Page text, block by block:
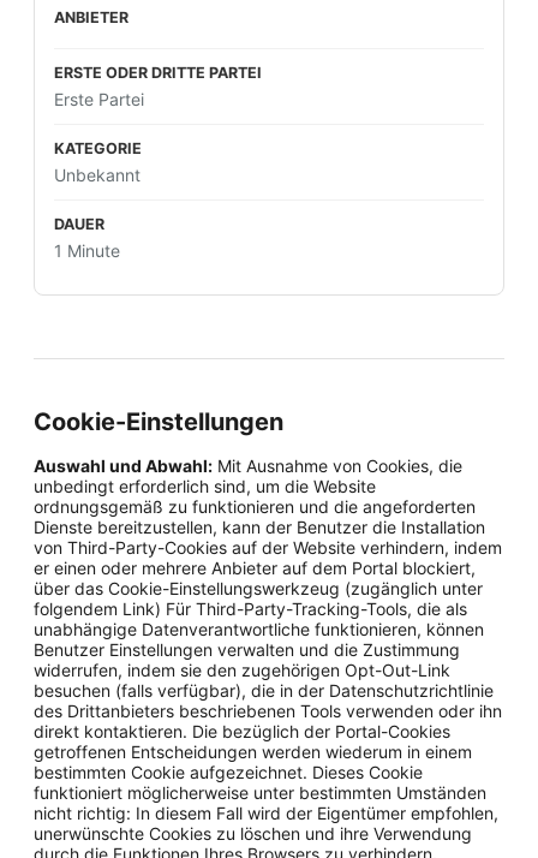
Erste Partei
Unbekannt
1 Minute
Cookie-Einstellungen
Auswahl und Abwahl: Mit Ausnahme von Cookies, die
unbedingt erforderlich sind, um die Website
ordnungsgemäß zu funktionieren und die angeforderten
Dienste bereitzustellen, kann der Benutzer die Installation
von Third-Party-Cookies auf der Website verhindern, indem
er einen oder mehrere Anbieter auf dem Portal blockiert,
über das Cookie-Einstellungswerkzeug (zugänglich unter
folgendem Link) Für Third-Party-Tracking-Tools, die als
unabhängige Datenverantwortliche funktionieren, können
Benutzer Einstellungen verwalten und die Zustimmung
widerrufen, indem sie den zugehörigen Opt-Out-Link
besuchen (falls verfügbar), die in der Datenschutzrichtlinie
des Drittanbieters beschriebenen Tools verwenden oder ihn
direkt kontaktieren. Die bezüglich der Portal-Cookies
getroffenen Entscheidungen werden wiederum in einem
bestimmten Cookie aufgezeichnet. Dieses Cookie
funktioniert möglicherweise unter bestimmten Umständen
nicht richtig: In diesem Fall wird der Eigentümer empfohlen,
unerwünschte Cookies zu löschen und ihre Verwendung
durch die Funktionen Ihres Browsers zu verhindern.